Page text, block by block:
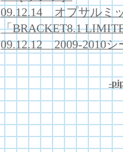
09.12.14 オプサルミ
「BRACKET8.1
09.12.12 2009-2010
-